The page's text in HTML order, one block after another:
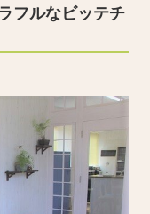
フルなビッテチ